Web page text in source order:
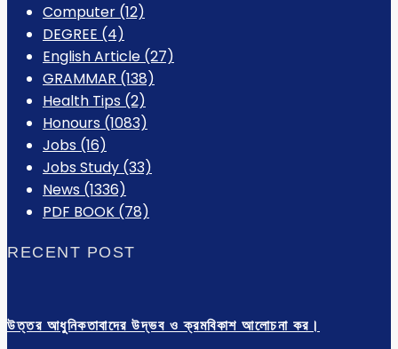
Computer (12)
DEGREE (4)
English Article (27)
GRAMMAR (138)
Health Tips (2)
Honours (1083)
Jobs (16)
Jobs Study (33)
News (1336)
PDF BOOK (78)
RECENT POST
উত্তর আধুনিকতাবাদের উদ্ভব ও ক্রমবিকাশ আলোচনা কর।